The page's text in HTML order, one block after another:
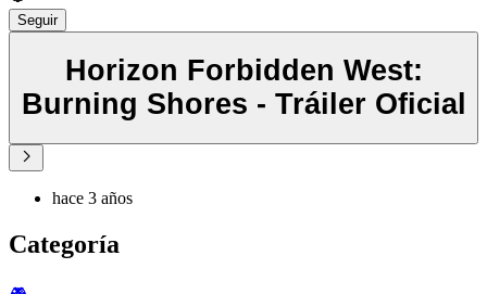
Seguir
Horizon Forbidden West:
Burning Shores - Tráiler Oficial
hace 3 años
Categoría